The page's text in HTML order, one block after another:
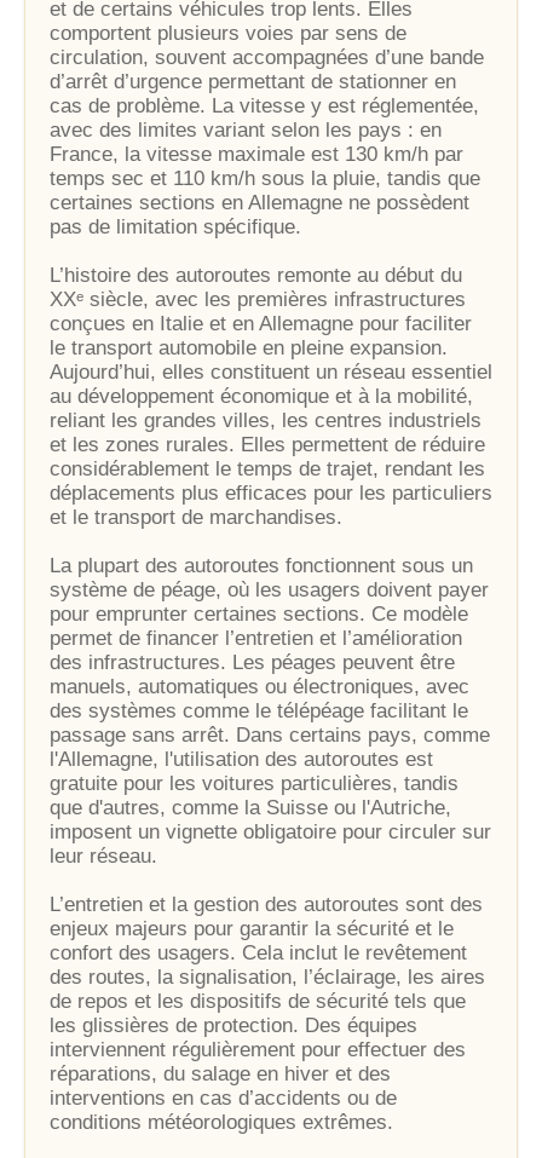
et de certains véhicules trop lents. Elles
comportent plusieurs voies par sens de
circulation, souvent accompagnées d’une bande
d’arrêt d’urgence permettant de stationner en
cas de problème. La vitesse y est réglementée,
avec des limites variant selon les pays : en
France, la vitesse maximale est 130 km/h par
temps sec et 110 km/h sous la pluie, tandis que
certaines sections en Allemagne ne possèdent
pas de limitation spécifique.
L’histoire des autoroutes remonte au début du
XXᵉ siècle, avec les premières infrastructures
conçues en Italie et en Allemagne pour faciliter
le transport automobile en pleine expansion.
Aujourd’hui, elles constituent un réseau essentiel
au développement économique et à la mobilité,
reliant les grandes villes, les centres industriels
et les zones rurales. Elles permettent de réduire
considérablement le temps de trajet, rendant les
déplacements plus efficaces pour les particuliers
et le transport de marchandises.
La plupart des autoroutes fonctionnent sous un
système de péage, où les usagers doivent payer
pour emprunter certaines sections. Ce modèle
permet de financer l’entretien et l’amélioration
des infrastructures. Les péages peuvent être
manuels, automatiques ou électroniques, avec
des systèmes comme le télépéage facilitant le
passage sans arrêt. Dans certains pays, comme
l'Allemagne, l'utilisation des autoroutes est
gratuite pour les voitures particulières, tandis
que d'autres, comme la Suisse ou l'Autriche,
imposent un vignette obligatoire pour circuler sur
leur réseau.
L’entretien et la gestion des autoroutes sont des
enjeux majeurs pour garantir la sécurité et le
confort des usagers. Cela inclut le revêtement
des routes, la signalisation, l’éclairage, les aires
de repos et les dispositifs de sécurité tels que
les glissières de protection. Des équipes
interviennent régulièrement pour effectuer des
réparations, du salage en hiver et des
interventions en cas d’accidents ou de
conditions météorologiques extrêmes.